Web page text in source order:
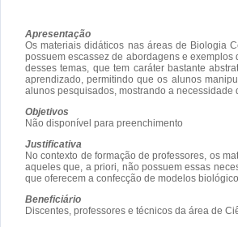
Apresentação
Os materiais didáticos nas áreas de Biologia
possuem escassez de abordagens e
desses temas, que tem caráter bastante
aprendizado, permitindo que os alunos
alunos pesquisados, mostrando a
Objetivos
Não disponível para preenchimento
Justificativa
No contexto de formação de professores, os
aqueles que, a priori, não possuem essas
que oferecem a confecção de modelos
Beneficiário
Discentes, professores e técnicos da área de